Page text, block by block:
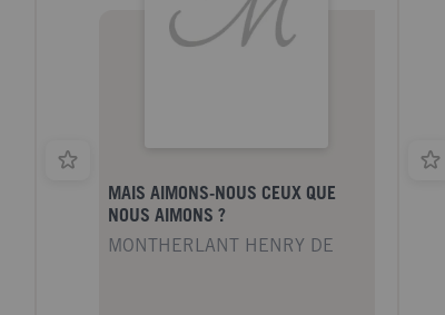
MAIS AIMONS-NOUS CEUX QUE
NOUS AIMONS ?
MONTHERLANT HENRY DE